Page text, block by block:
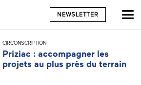
NEWSLETTER
CIRCONSCRIPTION
Priziac : accompagner les
projets au plus près du terrain